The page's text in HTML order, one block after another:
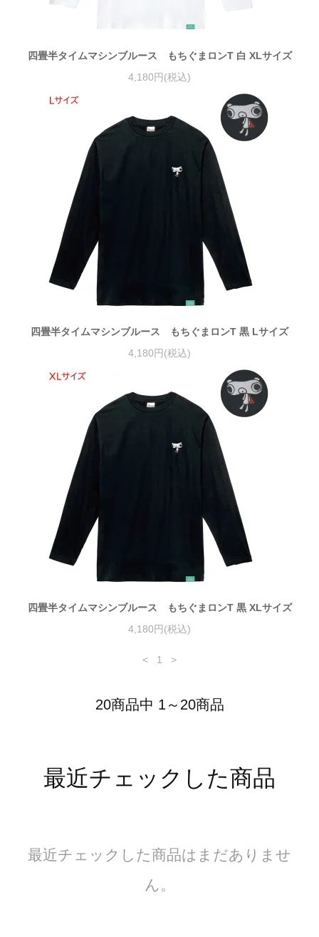
四畳半タイムマシンブルース もちぐまロンT 白 XLサイズ
4,180円(税込)
四畳半タイムマシンブルース もちぐまロンT 黒 Lサイズ
4,180円(税込)
四畳半タイムマシンブルース もちぐまロンT 黒 XLサイズ
4,180円(税込)
< 1 >
20商品中 1～20商品
最近チェックした商品
最近チェックした商品はまだありませ
ん。